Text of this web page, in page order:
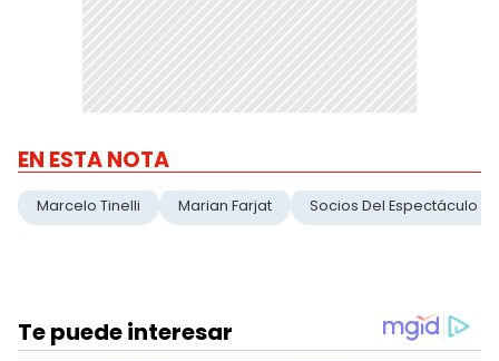
EN ESTA NOTA
Marcelo Tinelli Marian Farjat Socios Del Espectáculo